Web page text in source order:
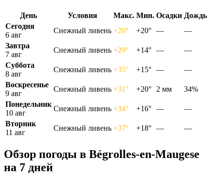
День Условия Макс. Мин. Осадки Дождь
Сегодня
6 авг
Снежный ливень +20° +20° —
—
Завтра
7 авг
Снежный ливень +29° +14° —
—
Суббота
8 авг
Снежный ливень +35° +15° —
—
Воскресенье
9 авг
Снежный ливень +31° +20° 2 мм
34%
Понедельник
10 авг
Снежный ливень +34° +16° —
—
Вторник
11 авг
Снежный ливень +37° +18° — —
Обзор погоды в Bégrolles-en-Maugesе
на 7 дней